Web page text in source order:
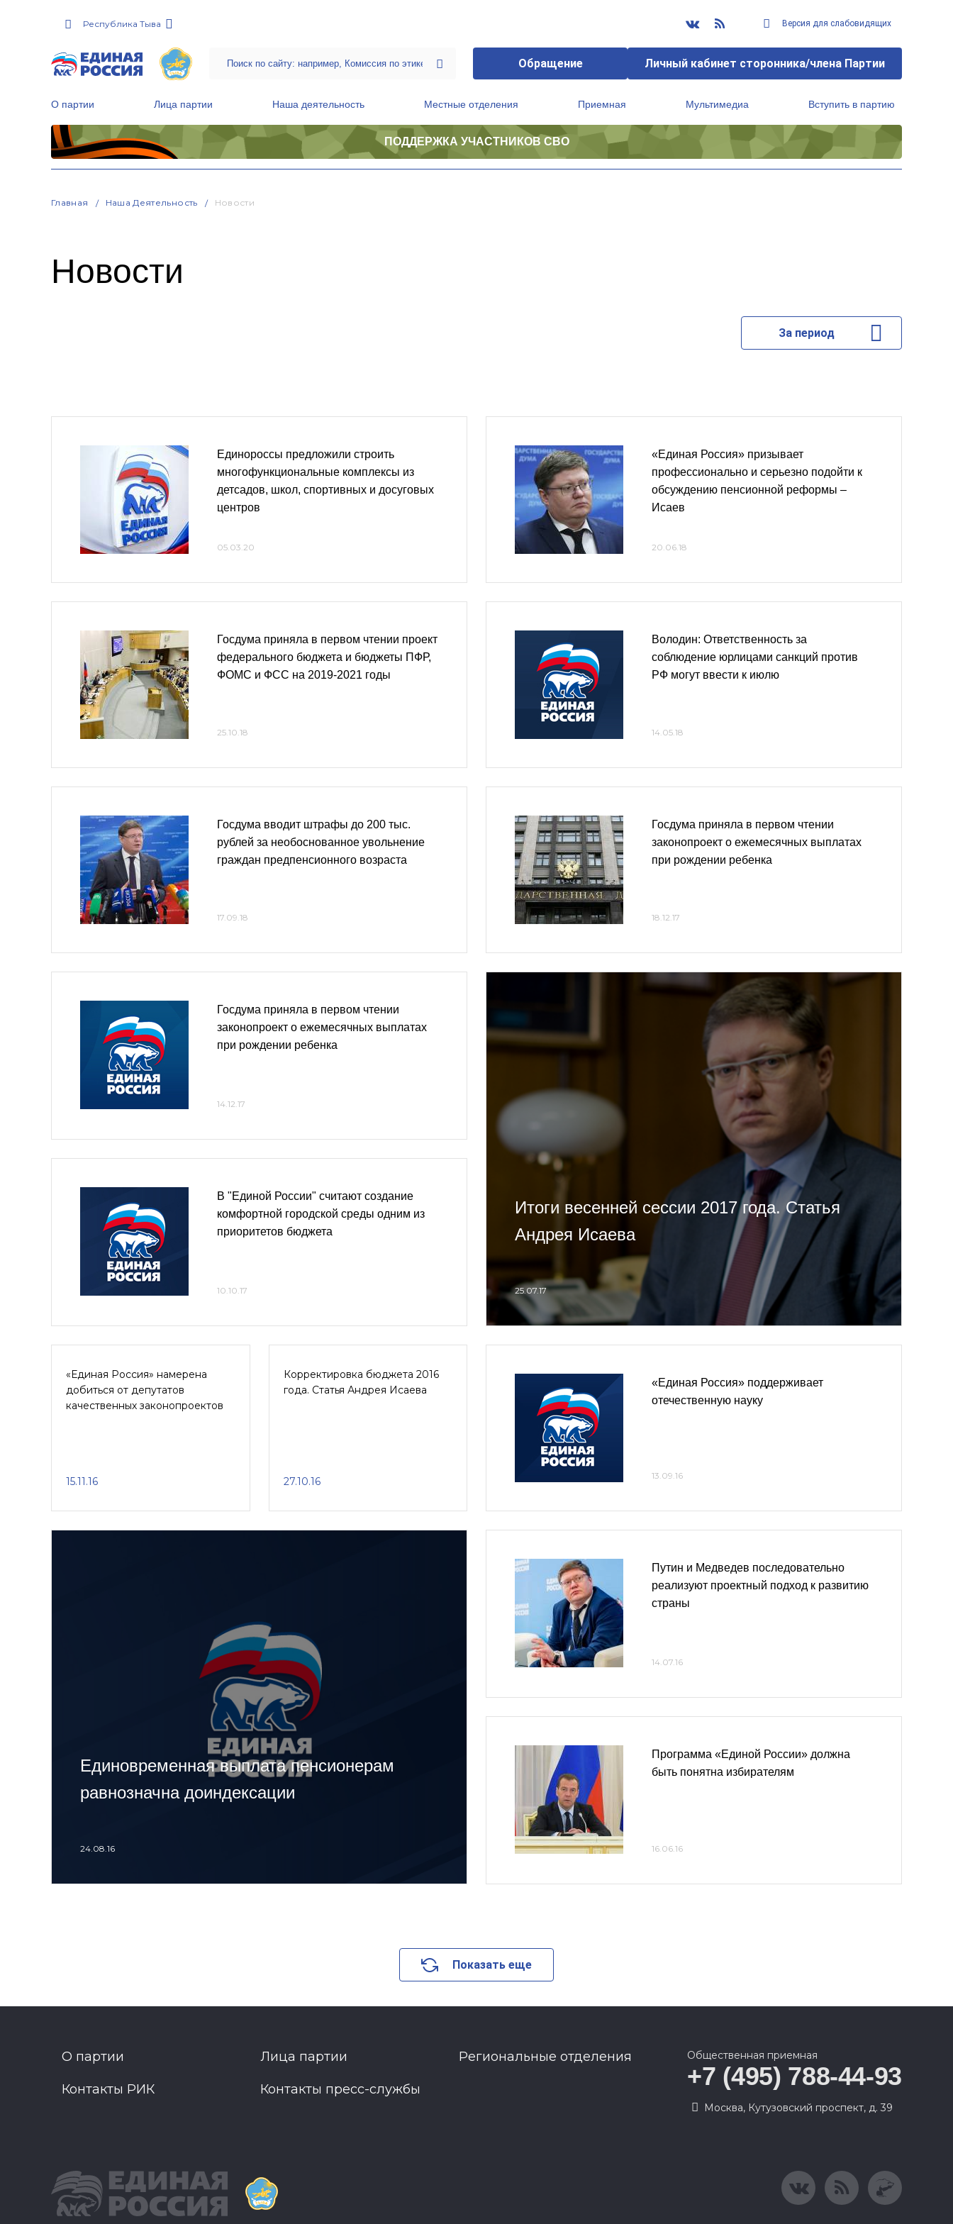
Республика Тыва Версия для слабовидящих
Обращение Личный кабинет сторонника/члена Партии
О партии Лица партии Наша деятельность Местные отделения Приемная Мультимедиа Вступить в партию
ПОДДЕРЖКА УЧАСТНИКОВ СВО
Главная Наша Деятельность Новости
Новости
За период
Единороссы предложили строить
многофункциональные комплексы из
детсадов, школ, спортивных и досуговых
центров
05.03.20
Госдума приняла в первом чтении проект
федерального бюджета и бюджеты ПФР,
ФОМС и ФСС на 2019-2021 годы
25.10.18
Госдума вводит штрафы до 200 тыс.
рублей за необоснованное увольнение
граждан предпенсионного возраста
17.09.18
«Единая Россия» призывает
профессионально и серьезно подойти к
обсуждению пенсионной реформы –
Исаев
20.06.18
Володин: Ответственность за
соблюдение юрлицами санкций против
РФ могут ввести к июлю
14.05.18
Госдума приняла в первом чтении
законопроект о ежемесячных выплатах
при рождении ребенка
18.12.17
Госдума приняла в первом чтении
законопроект о ежемесячных выплатах
при рождении ребенка
14.12.17
В "Единой России" считают создание
комфортной городской среды одним из
приоритетов бюджета
10.10.17
Итоги весенней сессии 2017 года. Статья
Андрея Исаева
25.07.17
«Единая Россия» намерена
добиться от депутатов
качественных законопроектов
15.11.16
Корректировка бюджета 2016
года. Статья Андрея Исаева
27.10.16
«Единая Россия» поддерживает
отечественную науку
13.09.16
Единовременная выплата пенсионерам
равнозначна доиндексации
24.08.16
Путин и Медведев последовательно
реализуют проектный подход к развитию
страны
14.07.16
Программа «Единой России» должна
быть понятна избирателям
16.06.16
Показать еще
О партии Лица партии Региональные отделения
Контакты РИК Контакты пресс-службы
Общественная приемная
+7 (495) 788-44-93
Москва, Кутузовский проспект, д. 39